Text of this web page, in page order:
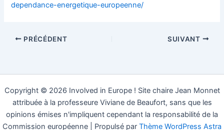
dependance-energetique-europeenne/
PRÉCÉDENT SUIVANT
Copyright © 2026 Involved in Europe ! Site chaire Jean Monnet
attribuée à la professeure Viviane de Beaufort, sans que les
opinions émises n'impliquent cependant la responsabilité de la
Commission européenne | Propulsé par Thème WordPress Astra